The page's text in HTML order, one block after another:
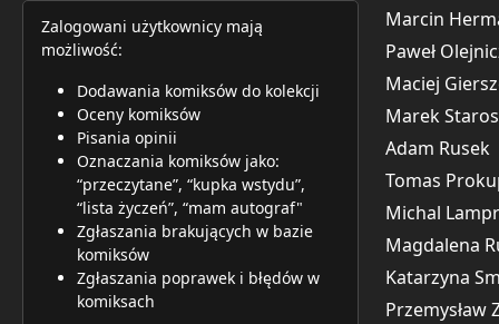
Zalogowani użytkownicy mają
możliwość:
Dodawania komiksów do kolekcji
Oceny komiksów
Pisania opinii
Oznaczania komiksów jako:
“przeczytane”, “kupka wstydu”,
“lista życzeń”, “mam autograf"
Zgłaszania brakujących w bazie
komiksów
Zgłaszania poprawek i błędów w
komiksach
Marcin
Paweł
Maciej
Marek
Adam Rusek
Tomas
Michal
Magdalena
Katarzyna
Przemysław